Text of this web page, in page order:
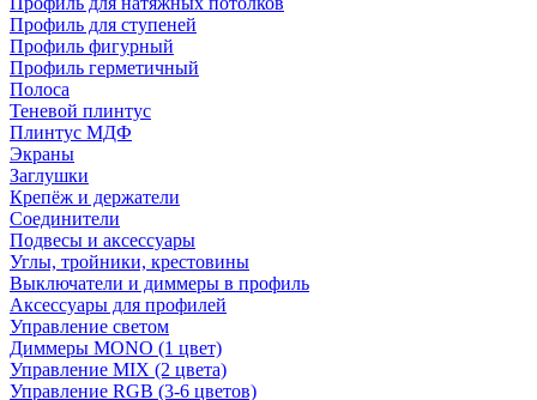
Профиль для ступеней
Профиль фигурный
Профиль герметичный
Полоса
Теневой плинтус
Плинтус МДФ
Экраны
Заглушки
Крепёж и держатели
Соединители
Подвесы и аксессуары
Углы, тройники, крестовины
Выключатели и диммеры в профиль
Аксессуары для профилей
Управление светом
Диммеры MONO (1 цвет)
Управление MIX (2 цвета)
Управление RGB (3-6 цветов)